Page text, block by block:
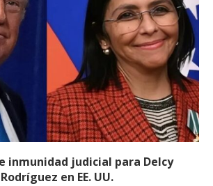
Johan Sebastián Durán, el
durante operativo de ICE